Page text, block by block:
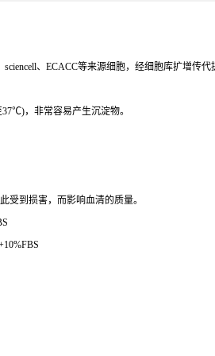
、ECACC等来源细胞，经细胞库扩增传代
，非常容易产生沉淀物。
到损害，而影响血清的质量。